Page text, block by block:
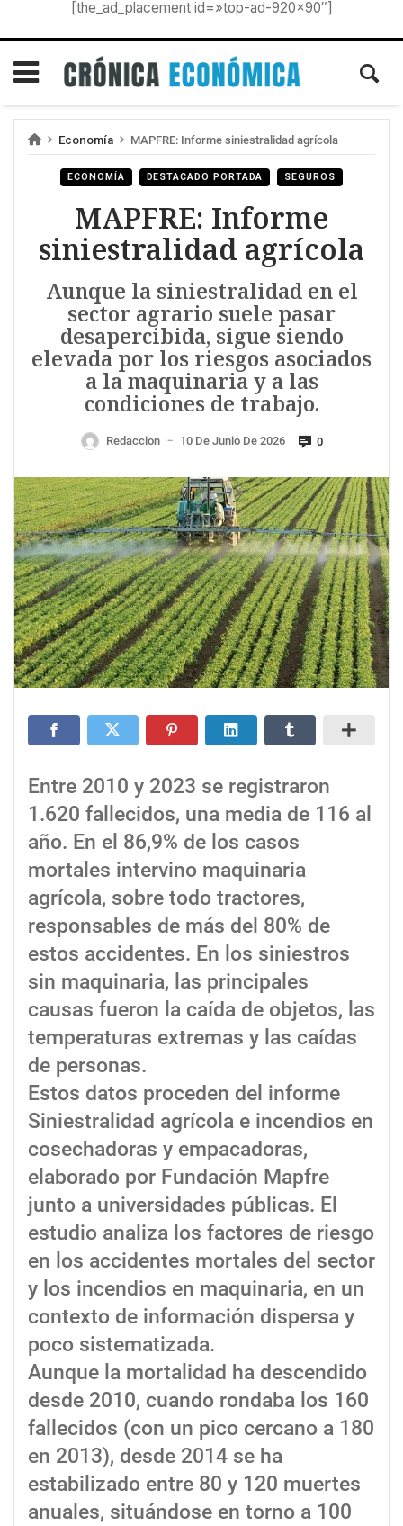
[the_ad_placement id=»top-ad-920×90″]
Economía MAPFRE: Informe siniestralidad agrícola
ECONOMÍA DESTACADO PORTADA SEGUROS
MAPFRE: Informe
siniestralidad agrícola
Aunque la siniestralidad en el
sector agrario suele pasar
desapercibida, sigue siendo
elevada por los riesgos asociados
a la maquinaria y a las
condiciones de trabajo.
Redaccion — 10 De Junio De 2026 0
Entre 2010 y 2023 se registraron
1.620 fallecidos, una media de 116 al
año. En el 86,9% de los casos
mortales intervino maquinaria
agrícola, sobre todo tractores,
responsables de más del 80% de
estos accidentes. En los siniestros
sin maquinaria, las principales
causas fueron la caída de objetos, las
temperaturas extremas y las caídas
de personas.
Estos datos proceden del informe
Siniestralidad agrícola e incendios en
cosechadoras y empacadoras,
elaborado por Fundación Mapfre
junto a universidades públicas. El
estudio analiza los factores de riesgo
en los accidentes mortales del sector
y los incendios en maquinaria, en un
contexto de información dispersa y
poco sistematizada.
Aunque la mortalidad ha descendido
desde 2010, cuando rondaba los 160
fallecidos (con un pico cercano a 180
en 2013), desde 2014 se ha
estabilizado entre 80 y 120 muertes
anuales, situándose en torno a 100